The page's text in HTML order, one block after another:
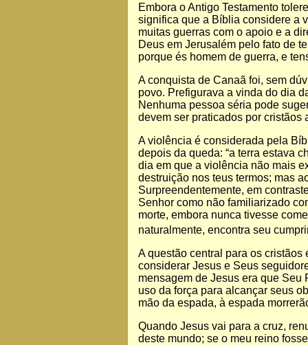
Embora o Antigo Testamento
significa que a Bíblia considere a
muitas guerras com o apoio e a
Deus em Jerusalém pelo fato de
porque és homem de guerra, e
A conquista de Canaã foi, sem
povo. Prefigurava a vinda do dia
Nenhuma pessoa séria pode
devem ser praticados por cristãos
A violência é considerada pela
depois da queda: “a terra estava
dia em que a violência não mais
destruição nos teus termos; mas
Surpreendentemente, em
Senhor como não familiarizado
morte, embora nunca tivesse
naturalmente, encontra seu
A questão central para os cristãos
considerar Jesus e Seus
mensagem de Jesus era que
uso da força para alcançar seus
mão da espada, à espada
Quando Jesus vai para a cruz,
deste mundo; se o meu reino